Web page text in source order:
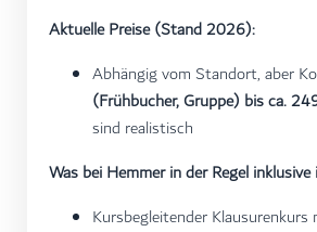
Aktuelle Preise (Stand 2026):
Abhängig vom Standort, aber
(Frühbucher, Gruppe) bis ca.
sind realistisch
Was bei Hemmer in der Regel inklusive
Kursbegleitender